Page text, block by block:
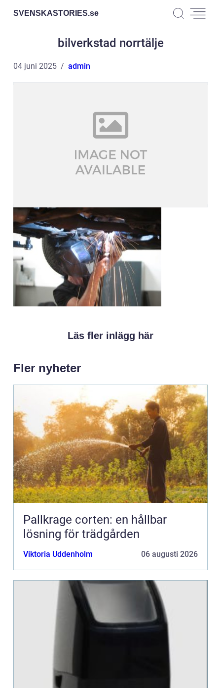
SVENSKASTORIES.se
bilverkstad norrtälje
04 juni 2025 admin
Läs fler inlägg här
Fler nyheter
Pallkrage corten: en hållbar
lösning för trädgården
Viktoria Uddenholm 06 augusti 2026